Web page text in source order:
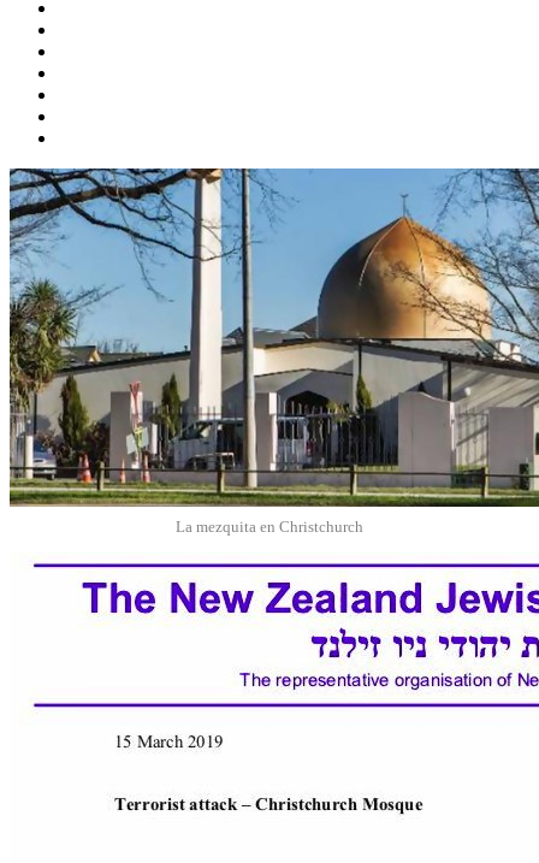
La mezquita en Christchurch